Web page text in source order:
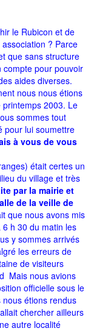
le Rubicon et de
? Parce
que sans structure
compte pour pouvoir
aides diverses.
nous nous étions
2003. Le
sommes tout
pour lui soumettre
à vous de vous
était certes un
du village et très
par la mairie et
de la veille de
que nous avons mis
h 30 du matin les
y sommes arrivés
les erreurs de
de visiteurs
Mais nous avions
officielle sous le
étions rendus
chercher ailleurs
autre localité